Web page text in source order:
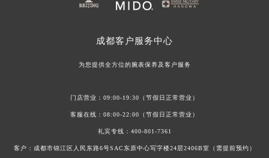
美度手表表带磨损该如何修复？
成都客户服务中心
为您提供全方位的腕表保养及客户服务
门店营业：09:00-19:30（节假日正常营业）
客服在线：08:00-22:00（节假日正常营业）
礼宾专线： 400-801-7361
客户：成都市锦江区人民东路6号SAC东原中心写字楼24层2406B室（需提前预约）